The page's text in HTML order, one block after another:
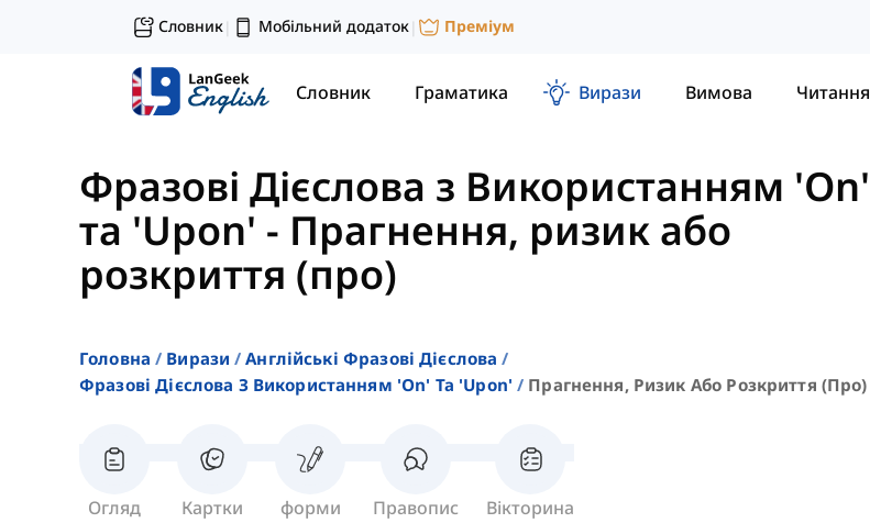
Словник| Мобільний додаток| Преміум
Словник Граматика Вирази Вимова Читання
Фразові Дієслова з Використанням 'On'
та 'Upon' - Прагнення, ризик або
розкриття (про)
Головна Вирази
Англійські Фразові Дієслова
Фразові Дієслова З Використанням 'on' Та 'upon'
Прагнення, Ризик Або Розкриття (про)
Огляд Картки форми Правопис Вікторина